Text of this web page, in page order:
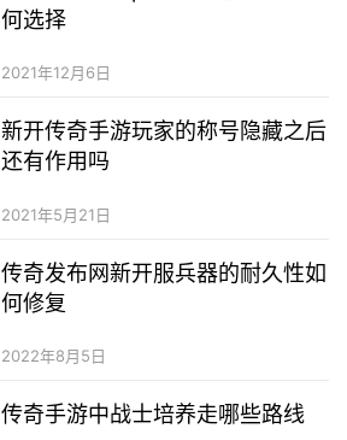
何选择
2021年12月6日
新开传奇手游玩家的称号隐藏之后
还有作用吗
2021年5月21日
传奇发布网新开服兵器的耐久性如
何修复
2022年8月5日
传奇手游中战士培养走哪些路线